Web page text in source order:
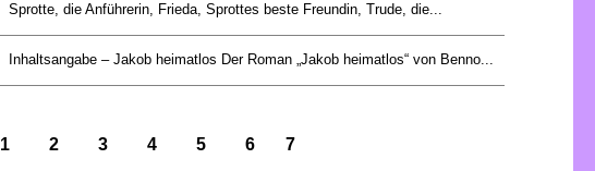
Sprotte, die Anführerin, Frieda, Sprottes beste Freundin, Trude, die...
Inhaltsangabe – Jakob heimatlos Der Roman „Jakob heimatlos“ von Benno...
1 2 3 4 5 6 7